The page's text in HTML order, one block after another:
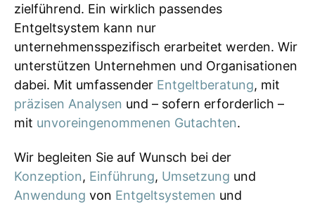
zielführend. Ein wirklich passendes
Entgeltsystem kann nur
unternehmensspezifisch erarbeitet werden. Wir
unterstützen Unternehmen und Organisationen
dabei. Mit umfassender Entgeltberatung, mit
präzisen Analysen und – sofern erforderlich –
mit unvoreingenommenen Gutachten.
Wir begleiten Sie auf Wunsch bei der
Konzeption, Einführung, Umsetzung und
Anwendung von Entgeltsystemen und